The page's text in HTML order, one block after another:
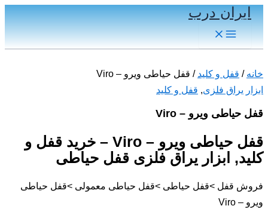
پرش
به
محتوا
ایران درب
Main
Menu
خانه / قفل و کلید / قفل حیاطی ویرو – Viro
ابزار یراق فلزی, قفل و کلید
قفل حیاطی ویرو – Viro
قفل حیاطی ویرو – Viro – خرید قفل و
کلید, ابزار یراق فلزی قفل حیاطی
فروش قفل >قفل حیاطی >قفل حیاطی معمولی >قفل حیاطی
ویرو – Viro